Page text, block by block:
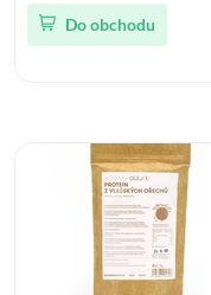
Do obchodu